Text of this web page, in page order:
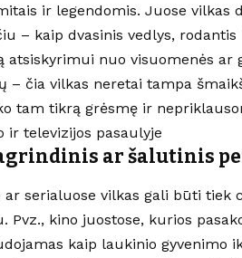
ir legendomis. Juose vilkas
– kaip dvasinis vedlys,
atsiskyrimui nuo visuomenės ar
– čia vilkas neretai tampa
tam tikrą grėsmę ir
ar šalutinis
ar serialuose vilkas gali būti tiek
Pvz., kino juostose, kurios
kaip laukinio gyvenimo